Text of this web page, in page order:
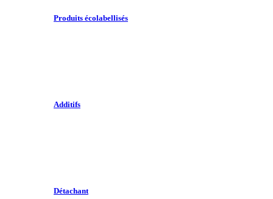
Produits écolabellisés
Additifs
Détachant